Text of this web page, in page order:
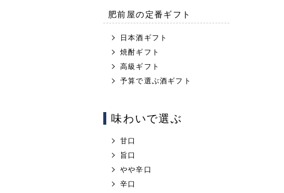
肥前屋の定番ギフト
日本酒ギフト
焼酎ギフト
高級ギフト
予算で選ぶ酒ギフト
味わいで選ぶ
甘口
旨口
やや辛口
辛口